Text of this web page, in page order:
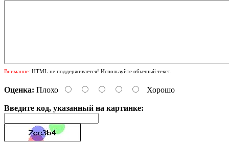
Внимание: HTML не поддерживается! Используйте обычный текст.
Оценка: Плохо Хорошо
Введите код, указанный на картинке: